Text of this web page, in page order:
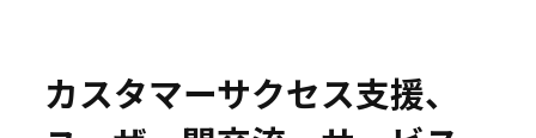
事例
カスタマーサクセス支援、